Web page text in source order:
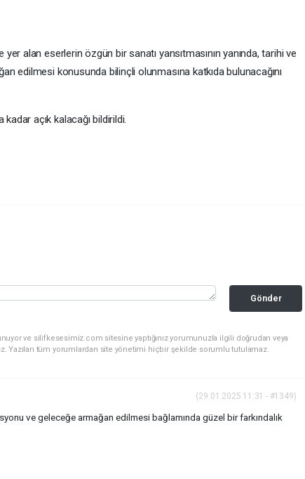
alan eserlerin özgün bir sanatı yansıtmasının yanında, tarihi ve
edilmesi konusunda bilinçli olunmasına katkıda bulunacağını
açık kalacağı bildirildi.
Gönder
ve silifkesesimiz.com sitesine yaptığınız yorumunuzla ilgili doğrudan veya
Yazılan tüm yorumlardan site yönetimi hiçbir şekilde sorumlu tutulamaz.
(29.01.2025 11:31 - #1349)
ve geleceğe armağan edilmesi bağlamında güzel bir farkındalık